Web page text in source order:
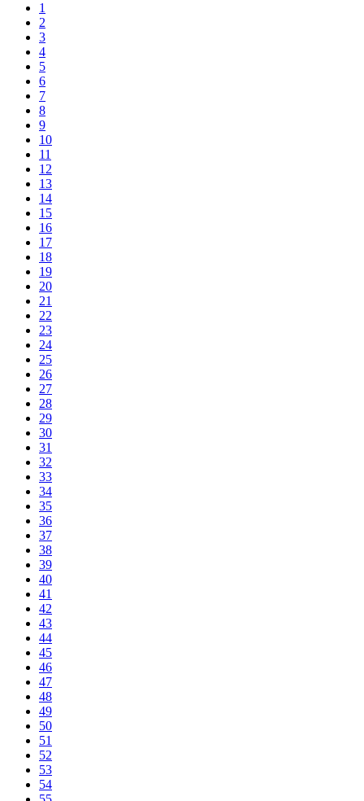
1
2
3
4
5
6
7
8
9
10
11
12
13
14
15
16
17
18
19
20
21
22
23
24
25
26
27
28
29
30
31
32
33
34
35
36
37
38
39
40
41
42
43
44
45
46
47
48
49
50
51
52
53
54